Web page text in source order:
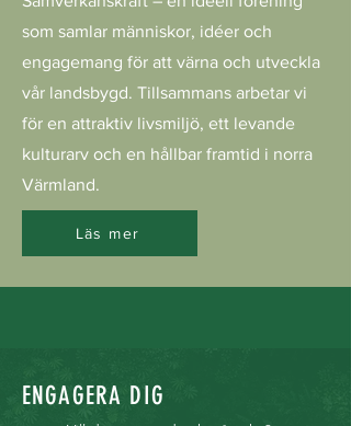
som samlar människor, idéer och
engagemang för att värna och utveckla
vår landsbygd. Tillsammans arbetar vi
för en attraktiv livsmiljö, ett levande
kulturarv och en hållbar framtid i norra
Värmland.
Läs mer
ENGAGERA DIG